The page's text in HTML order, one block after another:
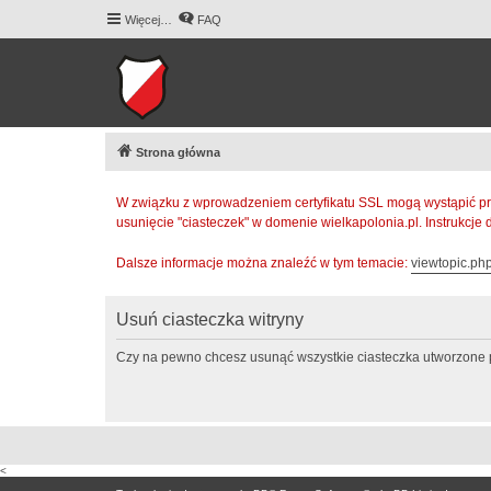
Więcej… FAQ
Strona główna
W związku z wprowadzeniem certyfikatu SSL mogą wystąpić
usunięcie "ciasteczek" w domenie wielkapolonia.pl.
Dalsze informacje można znaleźć w tym temacie:
Usuń ciasteczka witryny
Czy na pewno chcesz usunąć wszystkie ciasteczka utworzone
<